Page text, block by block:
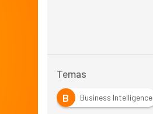
Temas
B Business Intelligence